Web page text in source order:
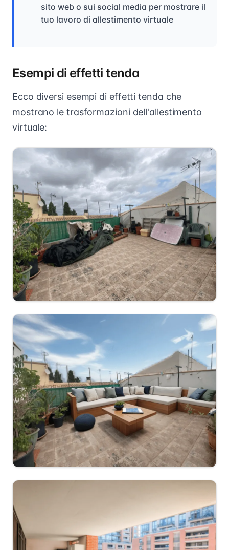
sito web o sui social media per mostrare il
tuo lavoro di allestimento virtuale
Esempi di effetti tenda
Ecco diversi esempi di effetti tenda che
mostrano le trasformazioni dell'allestimento
virtuale: